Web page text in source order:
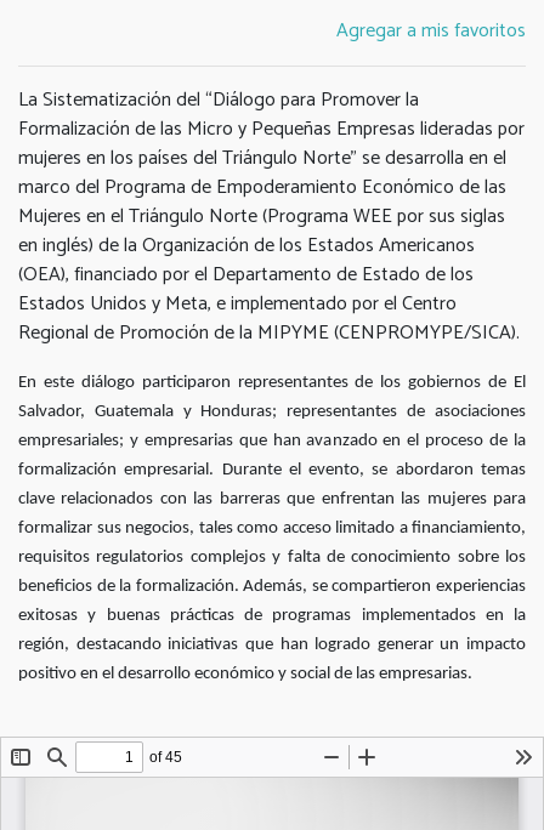
Agregar a mis favoritos
La Sistematización del “Diálogo para Promover la
Formalización de las Micro y Pequeñas Empresas lideradas por
mujeres en los países del Triángulo Norte” se desarrolla en el
marco del Programa de Empoderamiento Económico de las
Mujeres en el Triángulo Norte (Programa WEE por sus siglas
en inglés) de la Organización de los Estados Americanos
(OEA), financiado por el Departamento de Estado de los
Estados Unidos y Meta, e implementado por el Centro
Regional de Promoción de la MIPYME (CENPROMYPE/SICA).
En este diálogo participaron representantes de los gobiernos de El
Salvador, Guatemala y Honduras; representantes de asociaciones
empresariales; y empresarias que han avanzado en el proceso de la
formalización empresarial. Durante el evento, se abordaron temas
clave relacionados con las barreras que enfrentan las mujeres para
formalizar sus negocios, tales como acceso limitado a financiamiento,
requisitos regulatorios complejos y falta de conocimiento sobre los
beneficios de la formalización. Además, se compartieron experiencias
exitosas y buenas prácticas de programas implementados en la
región, destacando iniciativas que han logrado generar un impacto
positivo en el desarrollo económico y social de las empresarias.